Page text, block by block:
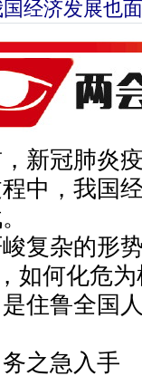
经济发展也
冠肺炎疫
中，我国
杂的形势
如何化危
住鲁全国
急入手